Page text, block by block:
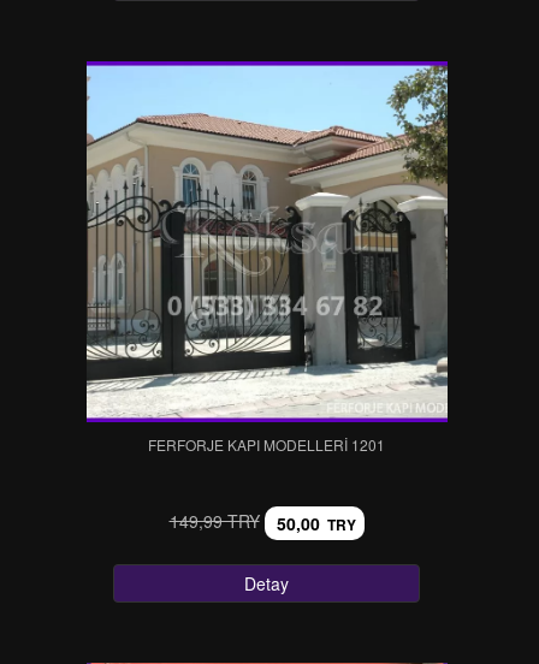
FERFORJE KAPI MODELLERI 1201
149,99 TRY 50,00 TRY
Detay